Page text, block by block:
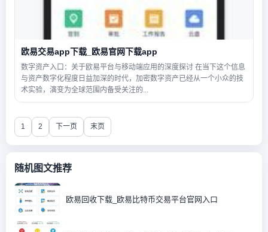
欧易交易app下载_欧易官网下载app
数字资产入口：关于欧易平台与移动端应用的深度探讨 在当下这个信息
与资产数字化程度日益加深的时代，加密数字资产已经从一个小众的技
术实验，演变为全球范围内备受关注的...
1 2 下一页 末页
随机图文推荐
欧易回收下载_欧易比特币交易平台官网入口